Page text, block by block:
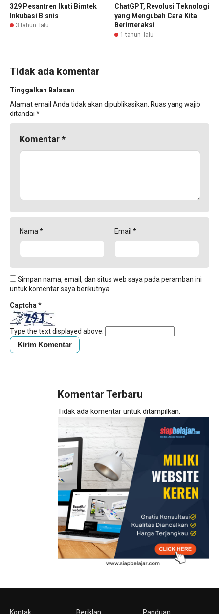
329 Pesantren Ikuti Bimtek
Inkubasi Bisnis
3 tahun lalu
ChatGPT, Revolusi Teknologi
yang Mengubah Cara Kita
Berinteraksi
1 tahun lalu
Tidak ada komentar
Tinggalkan Balasan
Alamat email Anda tidak akan dipublikasikan. Ruas yang wajib
ditandai *
Komentar*
Nama * Email *
Simpan nama, email, dan situs web saya pada peramban ini
untuk komentar saya berikutnya.
Captcha *
Type the text displayed above:
Komentar Terbaru
Tidak ada komentar untuk ditampilkan.
Kontak Beriklan Panduan